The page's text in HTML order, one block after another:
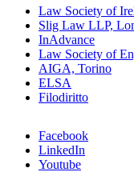
Law Society of
Slig Law LLP,
InAdvance
Law Society of
AIGA, Torino
ELSA
Filodiritto
Facebook
LinkedIn
Youtube